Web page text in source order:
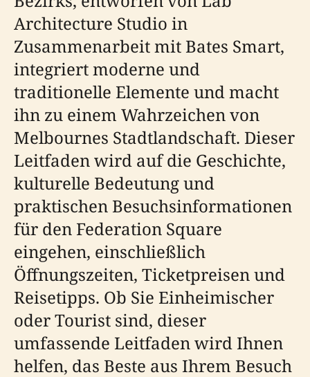
Architecture Studio in
Zusammenarbeit mit Bates Smart,
integriert moderne und
traditionelle Elemente und macht
ihn zu einem Wahrzeichen von
Melbournes Stadtlandschaft. Dieser
Leitfaden wird auf die Geschichte,
kulturelle Bedeutung und
praktischen Besuchsinformationen
für den Federation Square
eingehen, einschließlich
Öffnungszeiten, Ticketpreisen und
Reisetipps. Ob Sie Einheimischer
oder Tourist sind, dieser
umfassende Leitfaden wird Ihnen
helfen, das Beste aus Ihrem Besuch